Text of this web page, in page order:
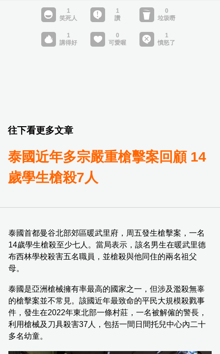
往下看更多文章
泰國近年多宗嚴重槍擊案回顧 14
歲學生槍殺7人
泰國首都曼谷北部郊區暖武里府，周五發生槍擊案，一名
14歲學生槍殺至少七人。當局表示，該名男生在暖武里德
布西林學校殺害五名職員，並槍殺與他同住的兩名祖父
母。
泰國是亞洲槍械擁有率最高的國家之一，但涉及濫殺無辜
的槍擊案並不常見。該國近年最致命的平民大規模殺戮事
件，發生在2022年東北部一條村莊，一名被解僱的警長，
利用槍械及刀具殺害37人，包括一間日間托兒中心內二十
多名幼童。